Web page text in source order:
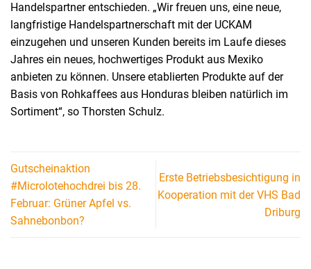
Handelspartner entschieden. „Wir freuen uns, eine neue,
langfristige Handelspartnerschaft mit der UCKAM
einzugehen und unseren Kunden bereits im Laufe dieses
Jahres ein neues, hochwertiges Produkt aus Mexiko
anbieten zu können. Unsere etablierten Produkte auf der
Basis von Rohkaffees aus Honduras bleiben natürlich im
Sortiment“, so Thorsten Schulz.
Gutscheinaktion
#Microlotehochdrei bis 28.
Februar: Grüner Apfel vs.
Sahnebonbon?
Erste Betriebsbesichtigung in
Kooperation mit der VHS Bad
Driburg